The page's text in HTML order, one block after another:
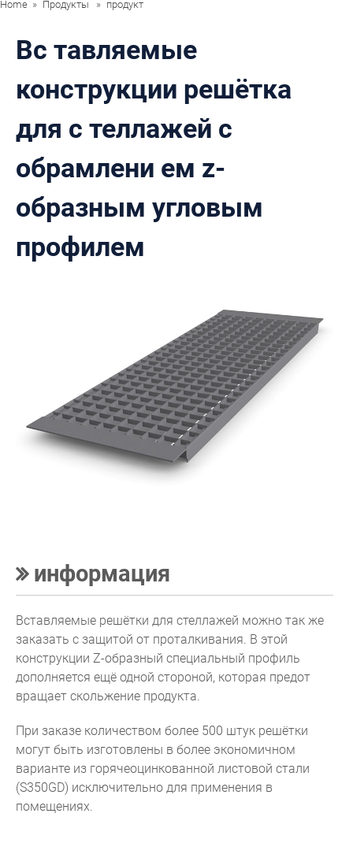
Home Продукты продукт
Вс тавляемые
конструкции решётка
для с теллажей с
обрамлени ем z-
образным угловым
профилем
информация
Вставляемые решётки для стеллажей можно так же
заказать с защитой от проталкивания. В этой
конструкции Z-образный специальный профиль
дополняется ещё одной стороной, которая предот
вращает скольжение продукта.
При заказе количеством более 500 штук решётки
могут быть изготовлены в более экономичном
варианте из горячеоцинкованной листовой стали
(S350GD) исключительно для применения в
помещениях.